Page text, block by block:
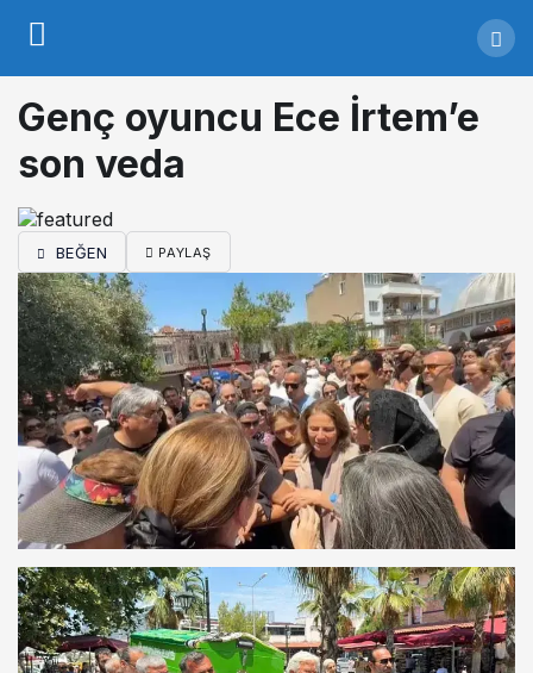
Genç oyuncu Ece İrtem’e
son veda
BEĞEN PAYLAŞ